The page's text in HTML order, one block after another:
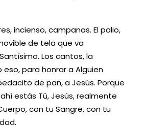
incienso, campanas. El palio,
de tela que va
Los cantos, la
para honrar a Alguien
de pan, a Jesús. Porque
estás Tú, Jesús, realmente
con tu Sangre, con tu